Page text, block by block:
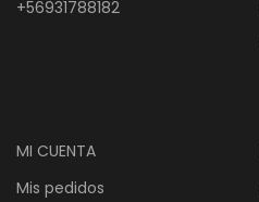
+56931788182
MI CUENTA
Mis pedidos